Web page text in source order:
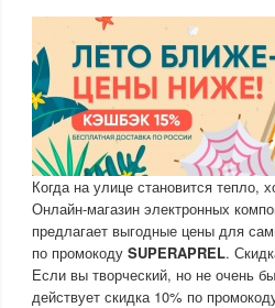
Когда на улице становится тепло,
Онлайн-магазин электронных
предлагает выгодные цены для
по промокоду SUPERAPREL.
Если вы творческий, но не очень
действует скидка 10% по